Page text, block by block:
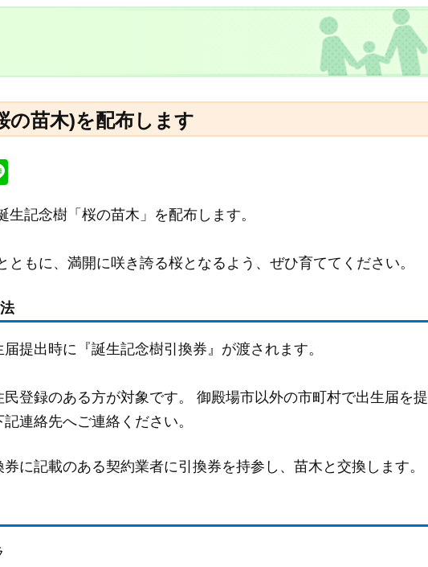
の苗木)を配布します
e
生記念樹「桜の苗木」を配布します。
ともに、満開に咲き誇る桜となるよう、ぜひ育ててください。
提出時に『誕生記念樹引換券』が渡されます。
登録のある方が対象です。 御殿場市以外の市町村で出生届を
連絡先へご連絡ください。
に記載のある契約業者に引換券を持参し、苗木と交換します。